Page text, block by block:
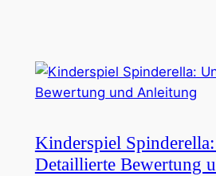
Kinderspiel
Detaillierte Bewertung